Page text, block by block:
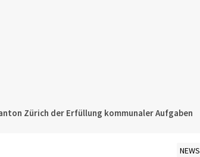
Zürich der Erfüllung kommunaler Aufgaben
NEWS